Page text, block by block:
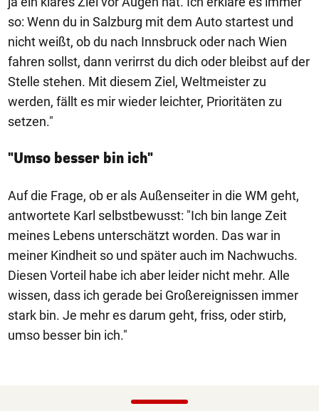
so: Wenn du in Salzburg mit dem Auto startest und
nicht weißt, ob du nach Innsbruck oder nach Wien
fahren sollst, dann verirrst du dich oder bleibst auf der
Stelle stehen. Mit diesem Ziel, Weltmeister zu
werden, fällt es mir wieder leichter, Prioritäten zu
setzen."
"Umso besser bin ich"
Auf die Frage, ob er als Außenseiter in die WM geht,
antwortete Karl selbstbewusst: "Ich bin lange Zeit
meines Lebens unterschätzt worden. Das war in
meiner Kindheit so und später auch im Nachwuchs.
Diesen Vorteil habe ich aber leider nicht mehr. Alle
wissen, dass ich gerade bei Großereignissen immer
stark bin. Je mehr es darum geht, friss, oder stirb,
umso besser bin ich."